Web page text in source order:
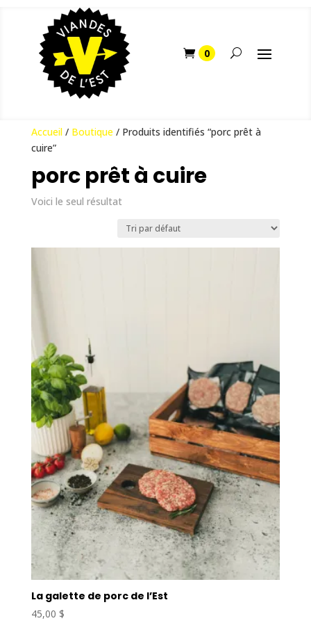
Accueil/ Boutique/ Produits identifiés “porc prêt à
cuire”
porc prêt à cuire
Voici le seul résultat
La galette de porc de l’Est
45,00 $